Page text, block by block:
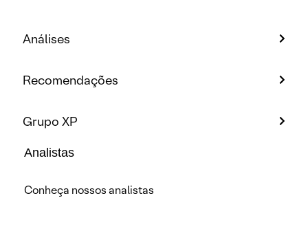
Análises
Recomendações
Grupo XP
Analistas
Conheça nossos analistas